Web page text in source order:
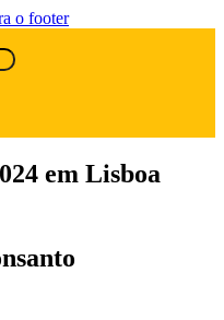
o footer
em Lisboa